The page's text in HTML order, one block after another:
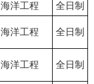
海洋工程 全日制
海洋工程 全日制
海洋工程 全日制